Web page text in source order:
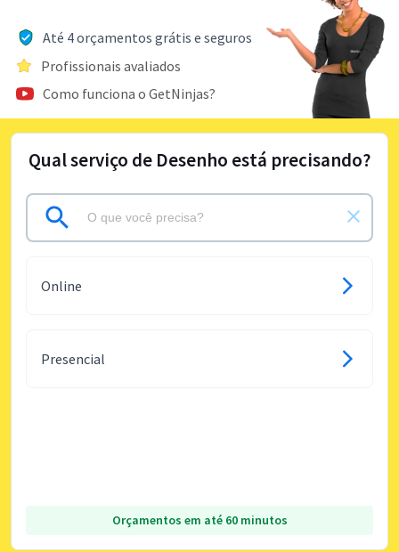
Até 4 orçamentos grátis e seguros
Profissionais avaliados
Como funciona o GetNinjas?
Qual serviço de Desenho está precisando?
Online
Presencial
Orçamentos em até 60 minutos